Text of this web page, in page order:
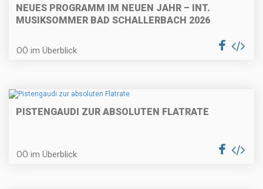
NEUES PROGRAMM IM NEUEN JAHR – INT.
MUSIKSOMMER BAD SCHALLERBACH 2026
OÖ im Überblick
PISTENGAUDI ZUR ABSOLUTEN FLATRATE
OÖ im Überblick